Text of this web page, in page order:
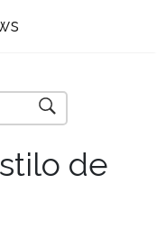
de